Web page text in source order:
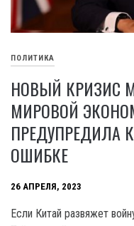
ПОЛИТИКА
НОВЫЙ КРИЗИС
МИРОВОЙ
ПРЕДУПРЕДИЛА
ОШИБКЕ
26 АПРЕЛЯ, 2023
Если Китай развяжет